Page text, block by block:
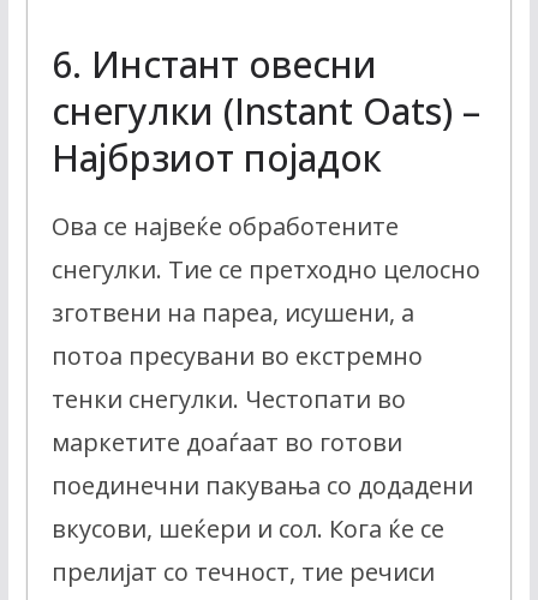
6. Инстант овесни
снегулки (Instant Oats) –
Најбрзиот појадок
Ова се највеќе обработените
снегулки. Тие се претходно целосно
зготвени на пареа, исушени, а
потоа пресувани во екстремно
тенки снегулки. Честопати во
маркетите доаѓаат во готови
поединечни пакувања со додадени
вкусови, шеќери и сол. Кога ќе се
прелијат со течност, тие речиси